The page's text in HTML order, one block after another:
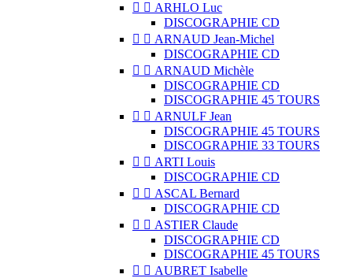
  ARHLO Luc
DISCOGRAPHIE CD
  ARNAUD Jean-Michel
DISCOGRAPHIE CD
  ARNAUD Michèle
DISCOGRAPHIE CD
DISCOGRAPHIE 45 TOURS
  ARNULF Jean
DISCOGRAPHIE 45 TOURS
DISCOGRAPHIE 33 TOURS
  ARTI Louis
DISCOGRAPHIE CD
  ASCAL Bernard
DISCOGRAPHIE CD
  ASTIER Claude
DISCOGRAPHIE CD
DISCOGRAPHIE 45 TOURS
  AUBRET Isabelle